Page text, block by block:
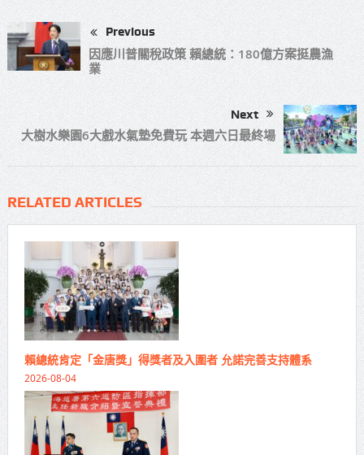
Previous
因應川普關稅政策 賴總統：180億方案挺農漁
業
Next
大樹水樂園6大戲水氣墊免費玩 本週六日最終場
RELATED ARTICLES
賴總統肯定「金唐獎」得獎者及入圍者 允諾完善支持體系
2026-08-04